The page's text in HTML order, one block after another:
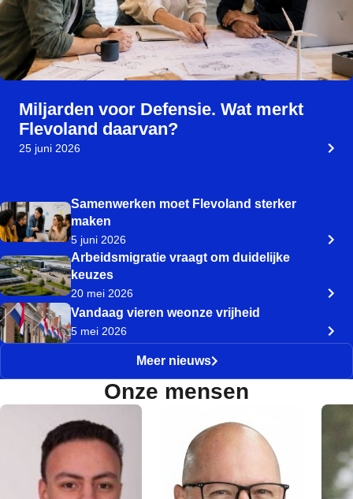
Miljarden voor Defensie. Wat merkt
Flevoland daarvan?
25 juni 2026
Samenwerken moet Flevoland sterker
maken
5 juni 2026
Arbeidsmigratie vraagt om duidelijke
keuzes
20 mei 2026
Vandaag vieren weonze vrijheid
5 mei 2026
Meer nieuws
Onze mensen